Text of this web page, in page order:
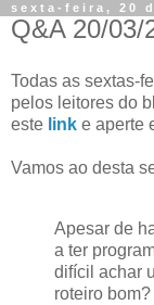
sexta-feira, 20
Q&A 20/03/
Todas as sextas-
pelos leitores do
este link e aperte
Vamos ao desta
Apesar de
a ter
difícil achar
roteiro bom?